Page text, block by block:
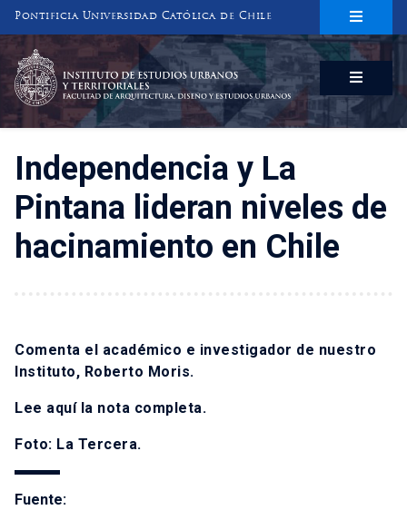
Pontificia Universidad Católica de Chile
INSTITUTO DE ESTUDIOS URBANOS
Y TERRITORIALES
FACULTAD DE ARQUITECTURA, DISEÑO Y ESTUDIOS URBANOS
Independencia y La
Pintana lideran niveles de
hacinamiento en Chile
Comenta el académico e investigador de nuestro
Instituto, Roberto Moris.
Lee aquíla nota completa.
Foto: La Tercera.
Fuente: